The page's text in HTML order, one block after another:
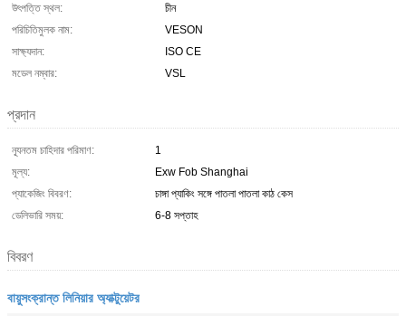
উৎপত্তি স্থল:
চীন
পরিচিতিমুলক নাম:
VESON
সাক্ষ্যদান:
ISO CE
মডেল নম্বার:
VSL
প্রদান
ন্যূনতম চাহিদার পরিমাণ:
1
মূল্য:
Exw Fob Shanghai
প্যাকেজিং বিবরণ:
চাঙ্গা প্যাকিং সঙ্গে পাতলা পাতলা কাঠ কেস
ডেলিভারি সময়:
6-8 সপ্তাহ
বিবরণ
বায়ুসংক্রান্ত লিনিয়ার অ্যাক্টুয়েটর